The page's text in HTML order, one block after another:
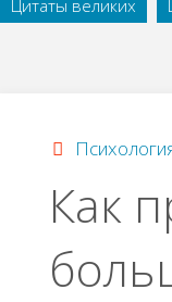
Цитаты великих
Как